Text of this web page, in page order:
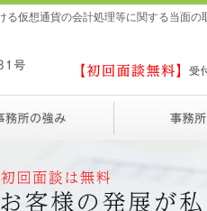
る仮想通貨の会計処理等に関する当面